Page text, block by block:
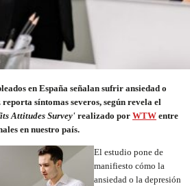
en España señalan sufrir ansiedad o
síntomas severos, según revela el
Attitudes Survey' realizado por WTW entre
en nuestro país.
El estudio pone de
manifiesto cómo la
ansiedad o la depresión